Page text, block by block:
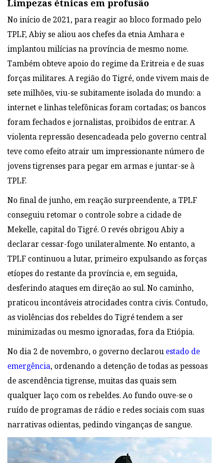
Limpezas étnicas em profusão
No início de 2021, para reagir ao bloco formado pelo
TPLF, Abiy se aliou aos chefes da etnia Amhara e
implantou milícias na província de mesmo nome.
Também obteve apoio do regime da Eritreia e de suas
forças militares. A região do Tigré, onde vivem mais de
sete milhões, viu-se subitamente isolada do mundo: a
internet e linhas telefônicas foram cortadas; os bancos
foram fechados e jornalistas, proibidos de entrar. A
violenta repressão desencadeada pelo governo central
teve como efeito atrair um impressionante número de
jovens tigrenses para pegar em armas e juntar-se à
TPLF.
No final de junho, em reação surpreendente, a TPLF
conseguiu retomar o controle sobre a cidade de
Mekelle, capital do Tigré. O revés obrigou Abiy a
declarar cessar-fogo unilateralmente. No entanto, a
TPLF continuou a lutar, primeiro expulsando as forças
etíopes do restante da província e, em seguida,
desferindo ataques em direção ao sul. No caminho,
praticou incontáveis atrocidades contra civis. Contudo,
as violências dos rebeldes do Tigré tendem a ser
minimizadas ou mesmo ignoradas, fora da Etiópia.
No dia 2 de novembro, o governo declarou estado de
emergência, ordenando a detenção de todas as pessoas
de ascendência tigrense, muitas das quais sem
qualquer laço com os rebeldes. Ao fundo ouve-se o
ruído de programas de rádio e redes sociais com suas
narrativas odientas, pedindo vinganças de sangue.